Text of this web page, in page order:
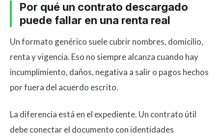
Por qué un contrato descargado
puede fallar en una renta real
Un formato genérico suele cubrir nombres, domicilio,
renta y vigencia. Eso no siempre alcanza cuando hay
incumplimiento, daños, negativa a salir o pagos hechos
por fuera del acuerdo escrito.
La diferencia está en el expediente. Un contrato útil
debe conectar el documento con identidades